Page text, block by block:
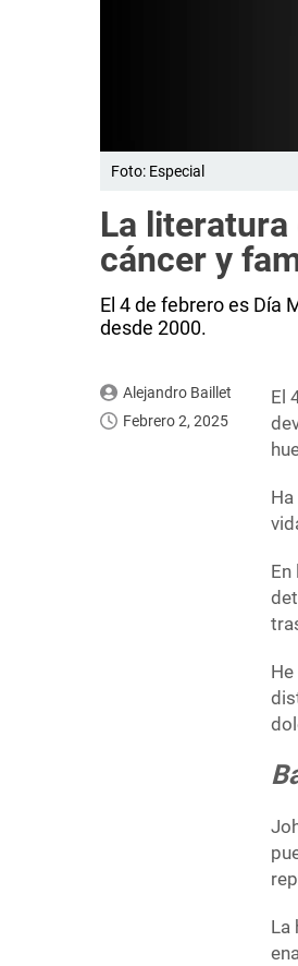
Foto: Especial
La
cáncer y
El 4 de febrero es Día
desde 2000.
Alejandro Baillet
Febrero 2, 2025
El
La